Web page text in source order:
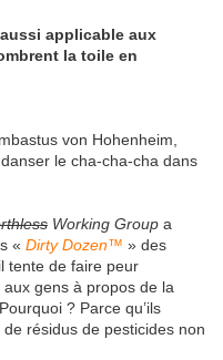
applicable aux
la toile en
von Hohenheim,
le cha-cha-cha dans
Working Group a
« Dirty Dozen™ » des
tente de faire peur
gens à propos de la
? Parce qu’ils
résidus de pesticides non